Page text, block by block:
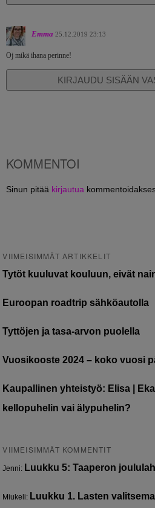
Emma 25.12.2019 23:13
Oj mikä ihana perinne!
KIRJAUDU SISÄÄN
KOMMENTOI
Sinun pitää kirjautua
VIIMEISIMMÄT ARTIKKELIT
Tytöt kuuluvat kouluun, eivät
Euroopan roadtrip sähköautolla
Tyttöjen ja tasa-arvon puolella
Vuosikooste 2024 – koko vuosi
Kaupallinen yhteistyö: Elisa |
kellopuhelin vai älypuhelin?
VIIMEISIMMÄT KOMMENTIT
Jenni: Luukku 5: Taaperon
Miukeli: Luukku 1. Lasten